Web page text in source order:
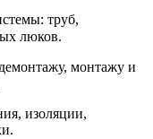
труб,
люков.
монтажу и
изоляции,